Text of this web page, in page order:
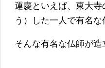
運慶といえば、東大寺
う）した一人で有名な
そんな有名な仏師が